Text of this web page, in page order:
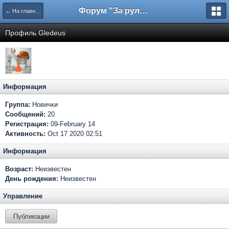
← На главную Форум "За рулем"
Профиль Gledeus
Информация
Группа: Новички
Сообщений: 20
Регистрация: 09-February 14
Активность: Oct 17 2020 02:51
Информация
Возраст: Неизвестен
День рождения: Неизвестен
Управление
Публикации